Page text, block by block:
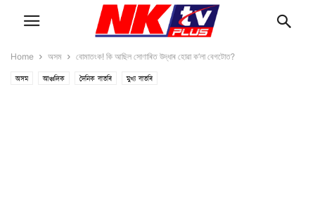
Home অসম বোমাতংক! কি আছিল সোণাৰিত উদ্ধাৰ হোৱা ক’লা বেগটোত?
অসম আঞ্চলিক দৈনিক বাতৰি মুখ্য বাতৰি